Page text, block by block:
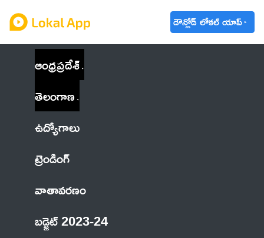
డౌన్లోడ్ లోకల్ యాప్
ఆంధ్రప్రదేశ్
తెలంగాణ
ఉద్యోగాలు
ట్రెండింగ్
వాతావరణం
బడ్జెట్ 2023-24